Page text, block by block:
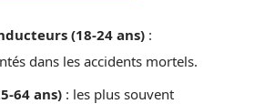
(18-24 ans) :
dans les accidents mortels.
64 ans) : les plus souvent